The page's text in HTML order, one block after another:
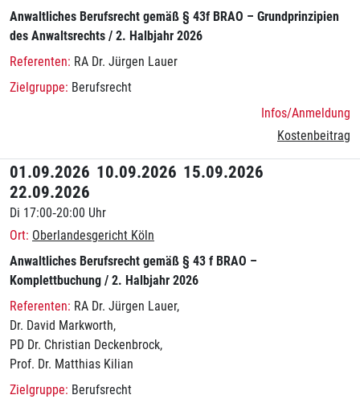
Anwaltliches Berufsrecht gemäß § 43f BRAO – Grundprinzipien
des Anwaltsrechts / 2. Halbjahr 2026
RA Dr. Jürgen Lauer
Berufsrecht
Infos/Anmeldung
Kostenbeitrag
01.09.2026 10.09.2026 15.09.2026
22.09.2026
Di 17:00‑20:00 Uhr
Oberlandesgericht Köln
Anwaltliches Berufsrecht gemäß § 43 f BRAO –
Komplettbuchung / 2. Halbjahr 2026
RA Dr. Jürgen Lauer
Dr. David Markworth
PD Dr. Christian Deckenbrock
Prof. Dr. Matthias Kilian
Berufsrecht